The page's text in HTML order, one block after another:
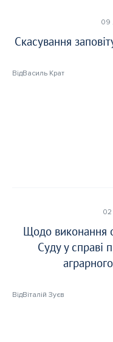
09
Скасування
ВідВасиль Крат
02
Щодо виконання
Суду у справі
ВідВіталій Зуєв